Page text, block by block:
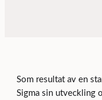
Som resultat av en
Sigma sin utveckling